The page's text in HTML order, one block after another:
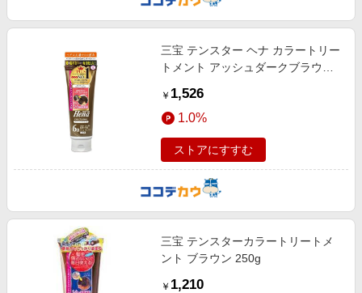
三宝 テンスター ヘナ カラートリー
トメント アッシュダークブラウン
￥ 1,526
1.0%
ストアにすすむ
三宝 テンスターカラートリートメ
ント ブラウン 250g
￥ 1,210